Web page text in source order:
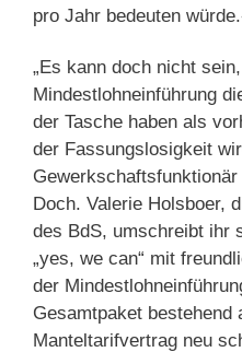
pro Jahr bedeuten
„Es kann doch nicht
Mindestlohneinführung
der Tasche haben als
der Fassungslosigkeit
Doch. Valerie Holsboer,
des BdS, umschreibt ihr
„yes, we can“ mit
der
Gesamtpaket bestehend
Manteltarifvertrag neu